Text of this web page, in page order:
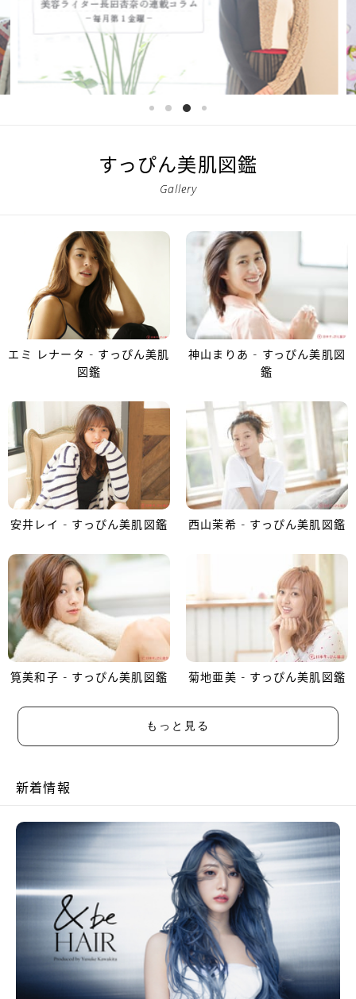
すっぴん美肌図鑑
Gallery
エミ レナータ - すっぴん美肌
図鑑
神山まりあ - すっぴん美肌図
鑑
安井レイ - すっぴん美肌図鑑 西山茉希 - すっぴん美肌図鑑
筧美和子 - すっぴん美肌図鑑 菊地亜美 - すっぴん美肌図鑑
もっと見る
新着情報